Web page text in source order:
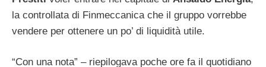
la controllata di Finmeccanica che il gruppo vorrebbe
vendere per ottenere un po’ di liquidità utile.
“Con una nota” – riepilogava poche ore fa il quotidiano